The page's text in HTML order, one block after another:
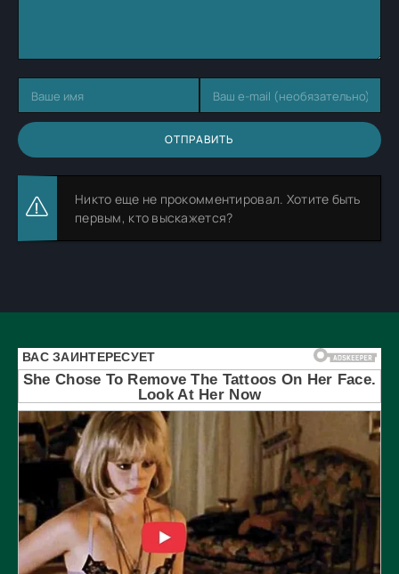
ОТПРАВИТЬ
Никто еще не прокомментировал. Хотите быть
первым, кто выскажется?